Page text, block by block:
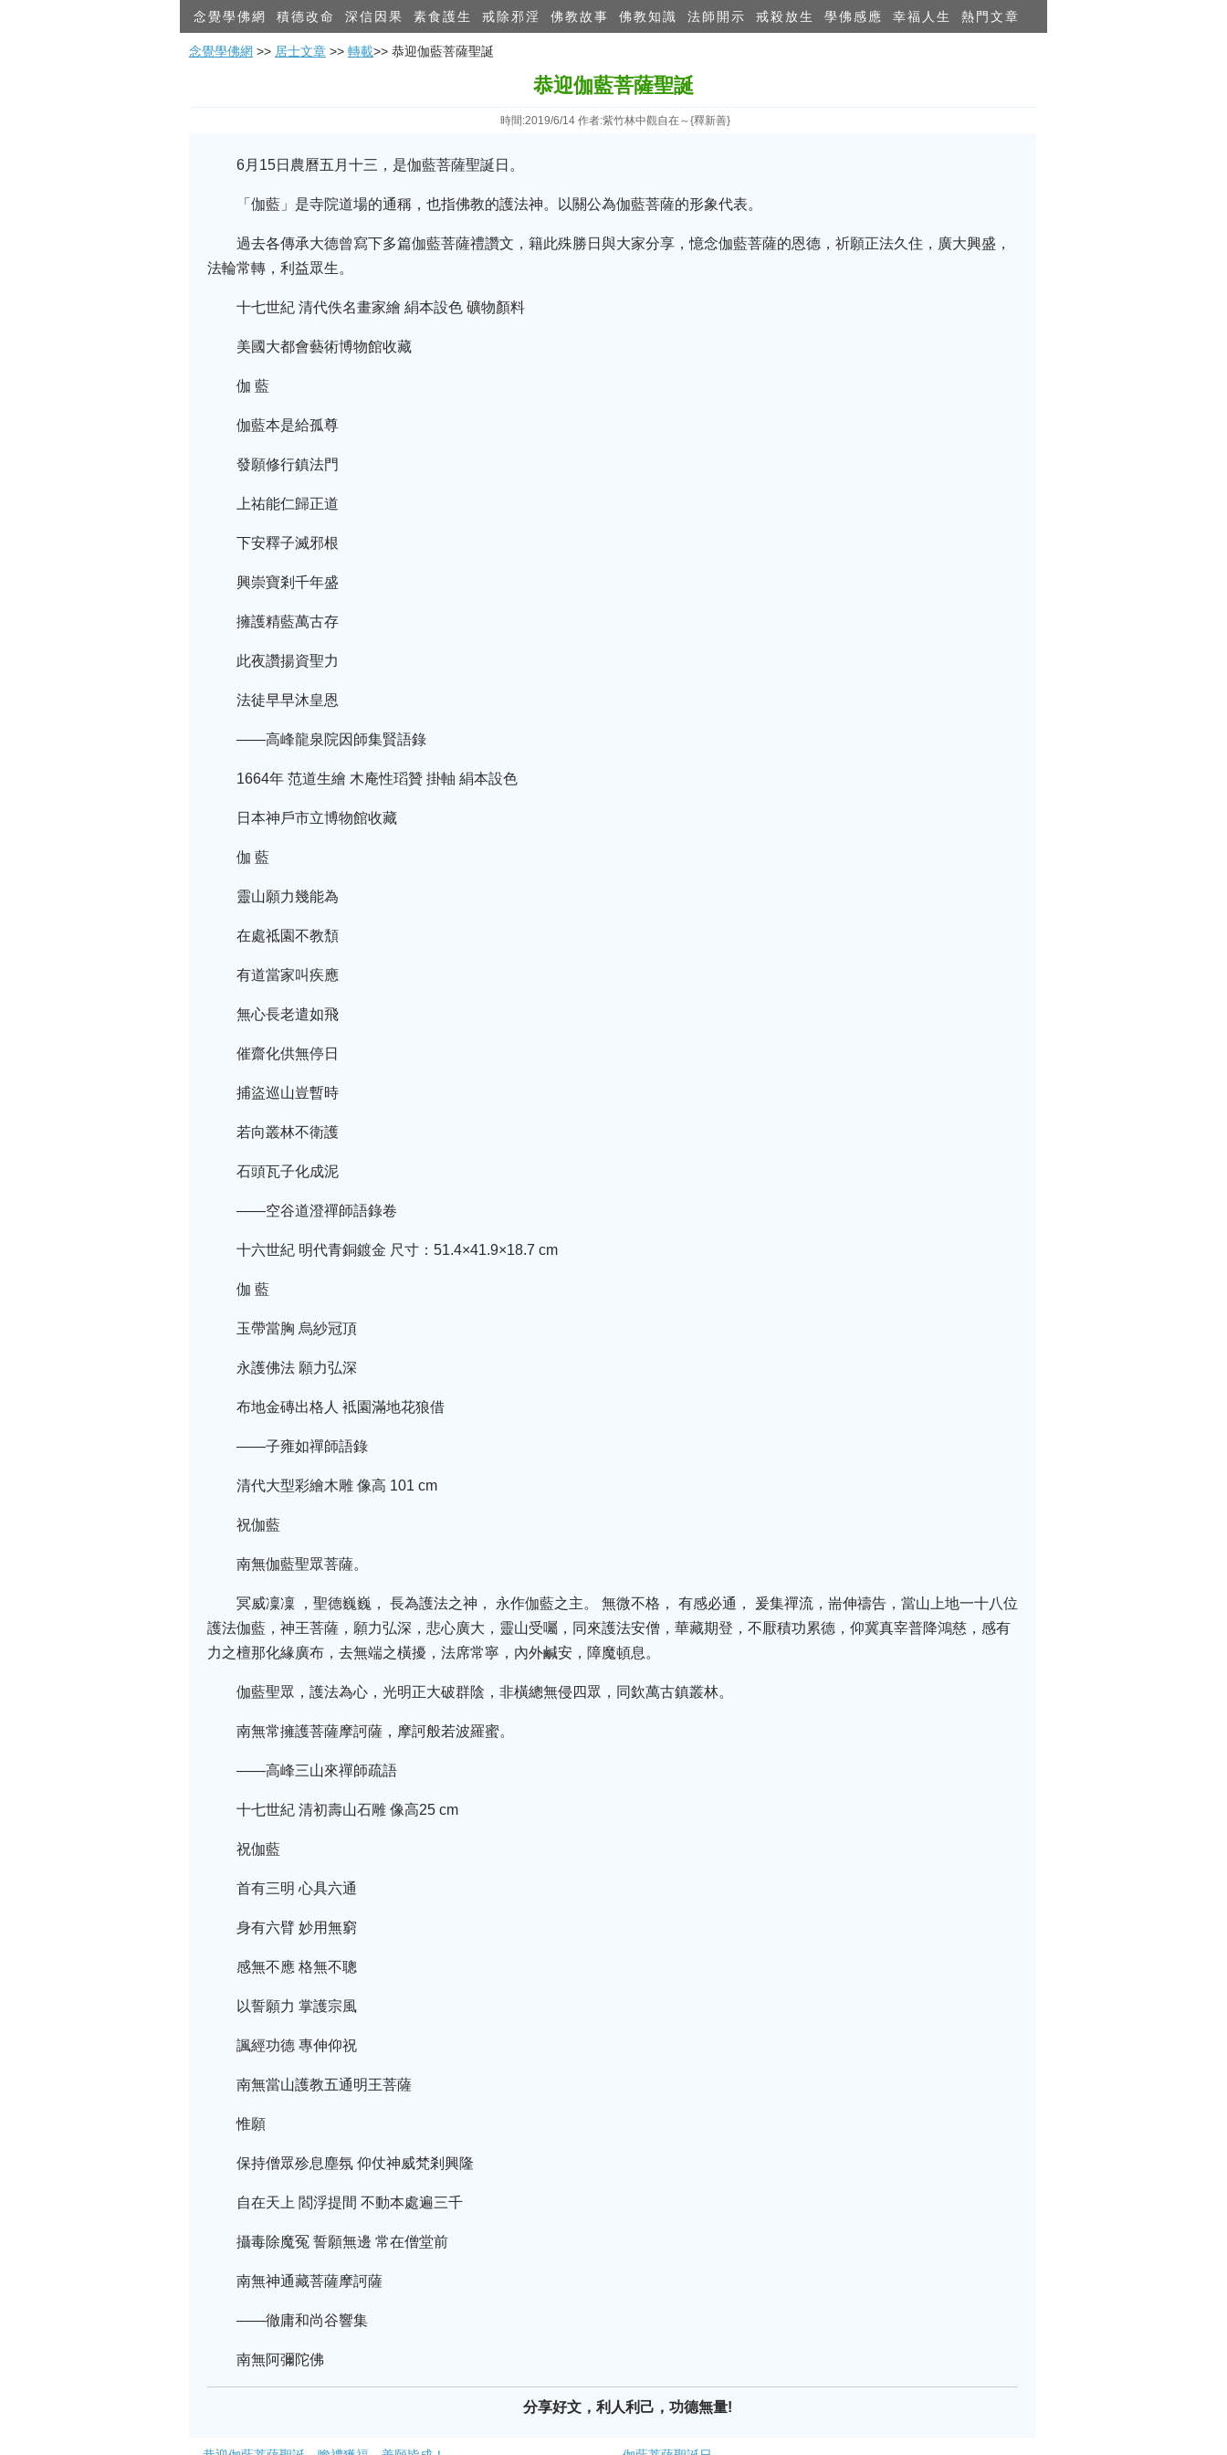
念覺學佛網 積德改命 深信因果 素食護生 戒除邪淫 佛教故事 佛教知識 法師開示 戒殺放生 學佛感應 幸福人生 熱門文章
念覺學佛網 >> 居士文章 >> 轉載>> 恭迎伽藍菩薩聖誕
恭迎伽藍菩薩聖誕
時間:2019/6/14 作者:紫竹林中觀自在～{釋新善}
6月15日農曆五月十三，是伽藍菩薩聖誕日。
「伽藍」是寺院道場的通稱，也指佛教的護法神。以關公為伽藍菩薩的形象代表。
過去各傳承大德曾寫下多篇伽藍菩薩禮讚文，籍此殊勝日與大家分享，憶念伽藍菩薩的恩德，祈願正法久住，廣大興盛，
法輪常轉，利益眾生。
十七世紀 清代佚名畫家繪 絹本設色 礦物顏料
美國大都會藝術博物館收藏
伽 藍
伽藍本是給孤尊
發願修行鎮法門
上祐能仁歸正道
下安釋子滅邪根
興崇寶剎千年盛
擁護精藍萬古存
此夜讚揚資聖力
法徒早早沐皇恩
——高峰龍泉院因師集賢語錄
1664年 范道生繪 木庵性瑫贊 掛軸 絹本設色
日本神戶市立博物館收藏
伽 藍
靈山願力幾能為
在處祗園不教頹
有道當家叫疾應
無心長老遣如飛
催齋化供無停日
捕盜巡山豈暫時
若向叢林不衛護
石頭瓦子化成泥
——空谷道澄禪師語錄卷
十六世紀 明代青銅鍍金 尺寸：51.4×41.9×18.7 cm
伽 藍
玉帶當胸 烏紗冠頂
永護佛法 願力弘深
布地金磚出格人 袛園滿地花狼借
——子雍如禪師語錄
清代大型彩繪木雕 像高 101 cm
祝伽藍
南無伽藍聖眾菩薩。
冥威凜凜 ，聖德巍巍， 長為護法之神， 永作伽藍之主。 無微不格， 有感必通， 爰集禪流，耑伸禱告，當山上地一十八位
護法伽藍，神王菩薩，願力弘深，悲心廣大，靈山受囑，同來護法安僧，華藏期登，不厭積功累德，仰冀真宰普降鴻慈，感有
力之檀那化緣廣布，去無端之橫擾，法席常寧，內外鹹安，障魔頓息。
伽藍聖眾，護法為心，光明正大破群陰，非橫總無侵四眾，同欽萬古鎮叢林。
南無常擁護菩薩摩訶薩，摩訶般若波羅蜜。
——高峰三山來禪師疏語
十七世紀 清初壽山石雕 像高25 cm
祝伽藍
首有三明 心具六通
身有六臂 妙用無窮
感無不應 格無不聰
以誓願力 掌護宗風
諷經功德 專伸仰祝
南無當山護教五通明王菩薩
惟願
保持僧眾殄息塵氛 仰仗神威梵剎興隆
自在天上 閻浮提間 不動本處遍三千
攝毒除魔冤 誓願無邊 常在僧堂前
南無神通藏菩薩摩訶薩
——徹庸和尚谷響集
南無阿彌陀佛
分享好文，利人利己，功德無量!